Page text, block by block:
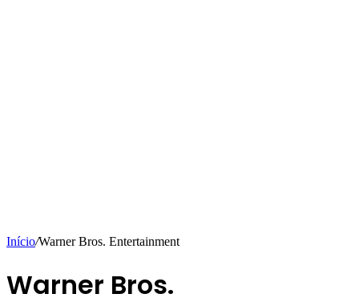
Início/Warner Bros. Entertainment
Warner Bros.